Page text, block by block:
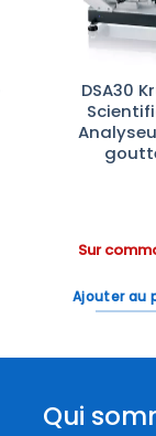
DSA30
Sur
Ajouter au
Qui